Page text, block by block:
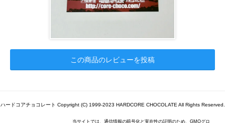
この商品のレビューを投稿
ハードコアチョコレート Copyright (C) 1999-2023 HARDCORE CHOCOLATE All Rights Reserved.
当サイトでは、通信情報の暗号化と実在性の証明のため、GMOグロ